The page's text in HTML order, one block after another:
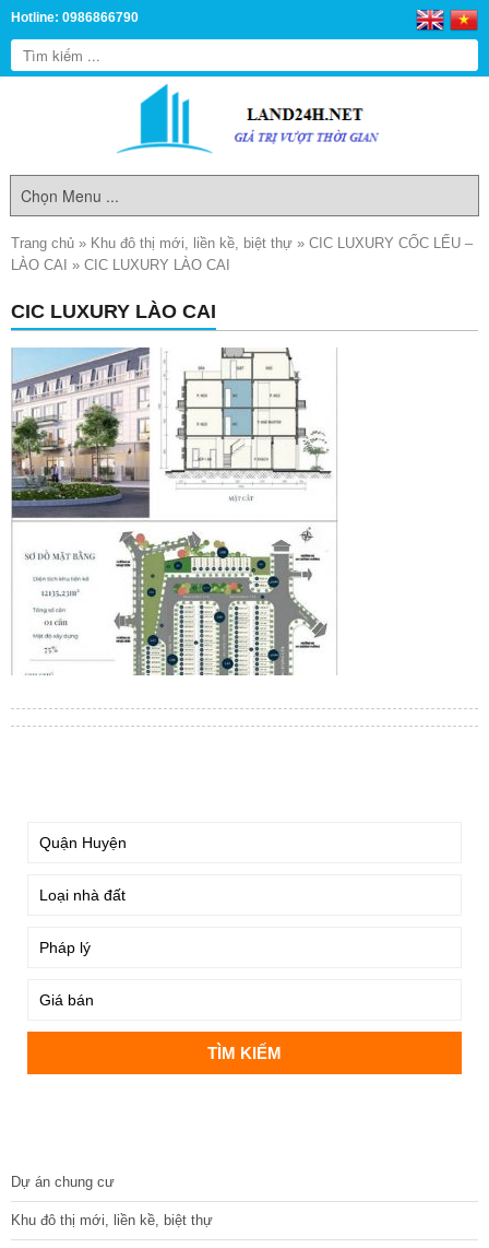
Hotline: 0986866790
Trang chủ » Khu đô thị mới, liền kề, biệt thự » CIC LUXURY CỐC LẾU –
LÀO CAI » CIC LUXURY LÀO CAI
CIC LUXURY LÀO CAI
Dự án chung cư
Khu đô thị mới, liền kề, biệt thự